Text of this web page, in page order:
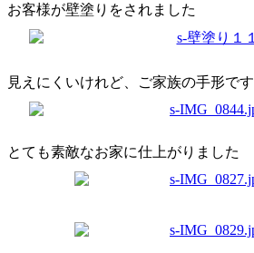
お客様が壁塗りをされました
見えにくいけれど、ご家族の手形です
とても素敵なお家に仕上がりました